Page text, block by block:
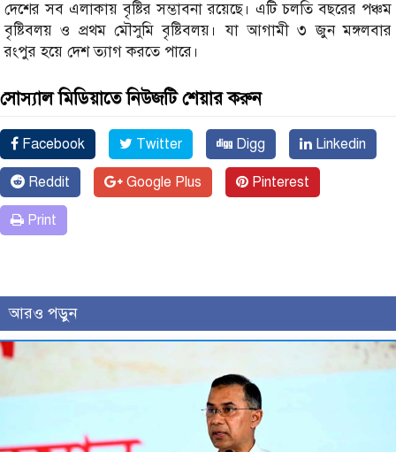
দেশের সব এলাকায় বৃষ্টির সম্ভাবনা রয়েছে। এটি চলতি বছরের পঞ্চম
বৃষ্টিবলয় ও প্রথম মৌসুমি বৃষ্টিবলয়। যা আগামী ৩ জুন মঙ্গলবার
রংপুর হয়ে দেশ ত্যাগ করতে পারে।
সোস্যাল মিডিয়াতে নিউজটি শেয়ার করুন
Facebook Twitter Digg Linkedin
Reddit Google Plus Pinterest
Print
আরও পড়ুন